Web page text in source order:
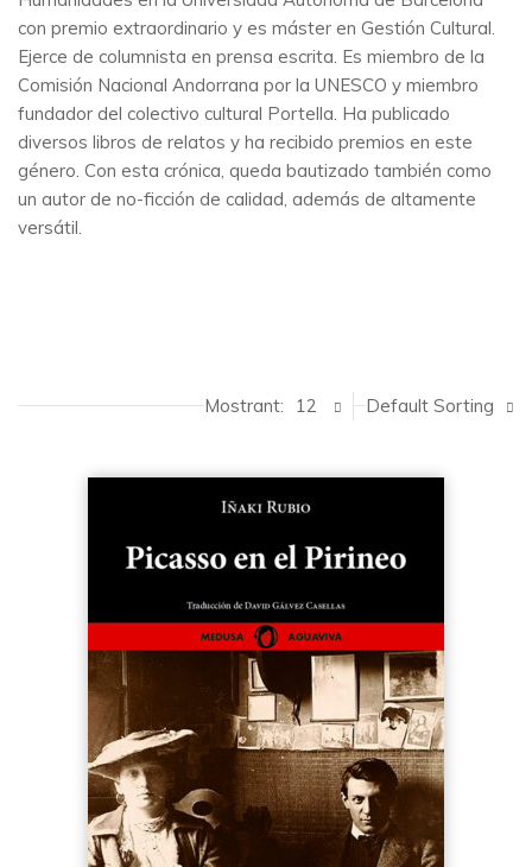
con premio extraordinario y es máster en Gestión Cultural.
Ejerce de columnista en prensa escrita. Es miembro de la
Comisión Nacional Andorrana por la UNESCO y miembro
fundador del colectivo cultural Portella. Ha publicado
diversos libros de relatos y ha recibido premios en este
género. Con esta crónica, queda bautizado también como
un autor de no-ficción de calidad, además de altamente
versátil.
Default Sorting
Mostrant: 12